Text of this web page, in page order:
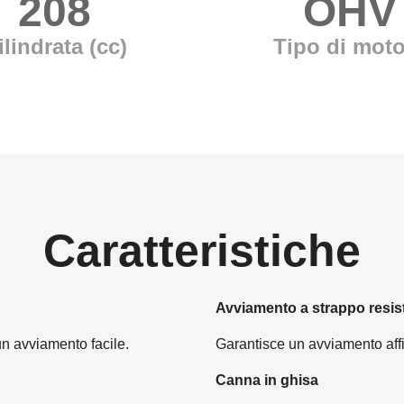
(cc)
208
Tipo di
OHV
Caratteristiche
avviamento facile.
Avviamento a strappo
Garantisce un avviamento
Canna in ghisa